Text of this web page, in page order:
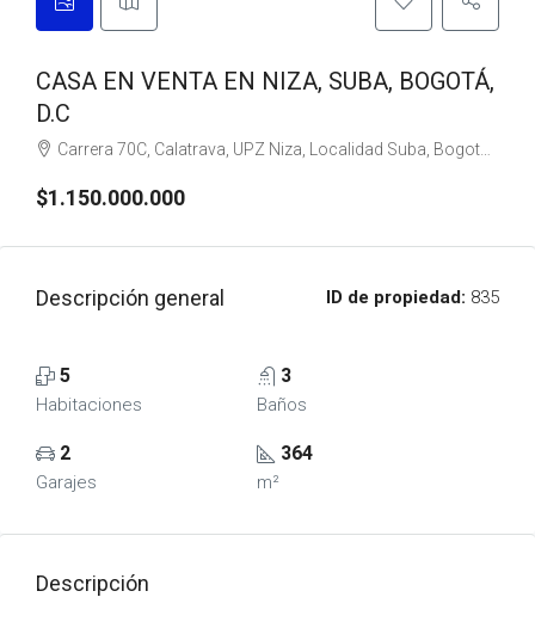
CASA EN VENTA EN NIZA, SUBA, BOGOTÁ,
D.C
Carrera 70C, Calatrava, UPZ Niza, Localidad Suba, Bogotá, Bogotá, Distrito Capital, RAP (Especial) Central, 111121, Colombia
$1.150.000.000
Descripción general ID de propiedad: 835
5
Habitaciones
3
Baños
2
Garajes
364
m²
Descripción